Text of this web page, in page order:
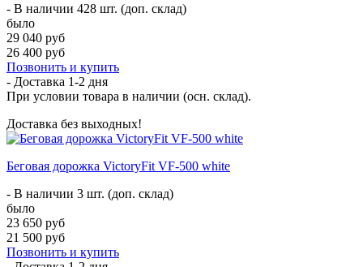
- В наличии 428 шт. (доп. склад)
было
29 040 руб
26 400 руб
Позвонить и купить
- Доставка 1-2 дня
При условии товара в наличии (осн. склад).
Доставка без выходных!
Беговая дорожка VictoryFit VF-500 white
- В наличии 3 шт. (доп. склад)
было
23 650 руб
21 500 руб
Позвонить и купить